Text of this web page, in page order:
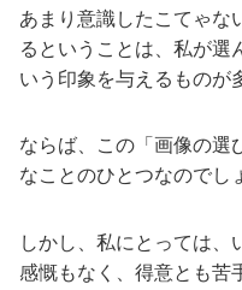
あまり意識したこてゃな
るということは、私が選
いう印象を与えるものが
ならば、この「画像の選
なことのひとつなのでし
しかし、私にとっては、
感慨もなく、得意とも苦